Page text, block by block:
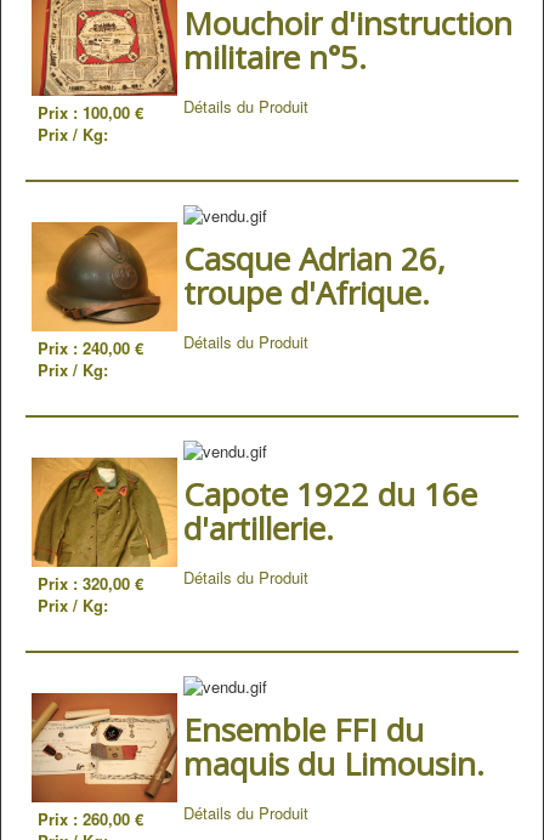
Prix : 100,00 €
Prix / Kg:
Mouchoir d'instruction
militaire n°5.
Détails du Produit
Prix : 240,00 €
Prix / Kg:
Casque Adrian 26,
troupe d'Afrique.
Détails du Produit
Prix : 320,00 €
Prix / Kg:
Capote 1922 du 16e
d'artillerie.
Détails du Produit
Prix : 260,00 €
Ensemble FFI du
maquis du Limousin.
Détails du Produit